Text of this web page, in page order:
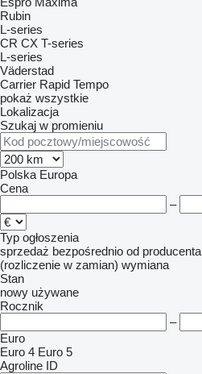
Rubin
L-series
CR CX T-series
L-series
Väderstad
Carrier Rapid Tempo
pokaż wszystkie
Lokalizacja
Szukaj w promieniu
Polska Europa
Cena
–
Typ ogłoszenia
sprzedaż bezpośrednio od producenta
(rozliczenie w zamian) wymiana
Stan
nowy używane
Rocznik
–
Euro
Euro 4 Euro 5
Agroline ID